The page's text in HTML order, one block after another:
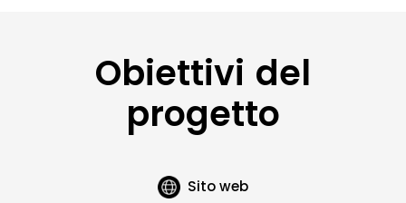
Obiettivi del
progetto
Sito web